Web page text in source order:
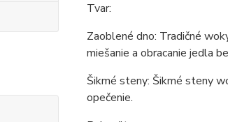
Tvar:
Zaoblené dno: Tradičné
miešanie a obracanie jedla
Šikmé steny: Šikmé steny
opečenie.